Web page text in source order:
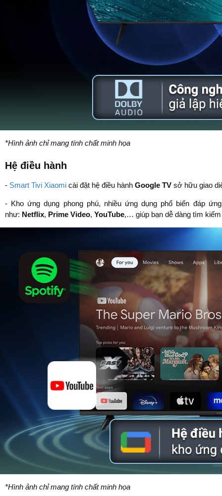
*Hình ảnh chỉ mang tính chất minh họa
Hệ điều hành
- Smart Tivi Xiaomi cài đặt hệ điều hành Google TV sở hữu giao
- Kho ứng dụng phong phú, nhiều ứng dụng phổ biến đáp
như: Netflix, Prime Video, YouTube,… giúp bạn dễ dàng tìm
*Hình ảnh chỉ mang tính chất minh họa